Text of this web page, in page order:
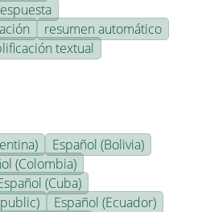
resumen automático
textual
Español (Bolivia)
(Colombia)
(Cuba)
Español (Ecuador)